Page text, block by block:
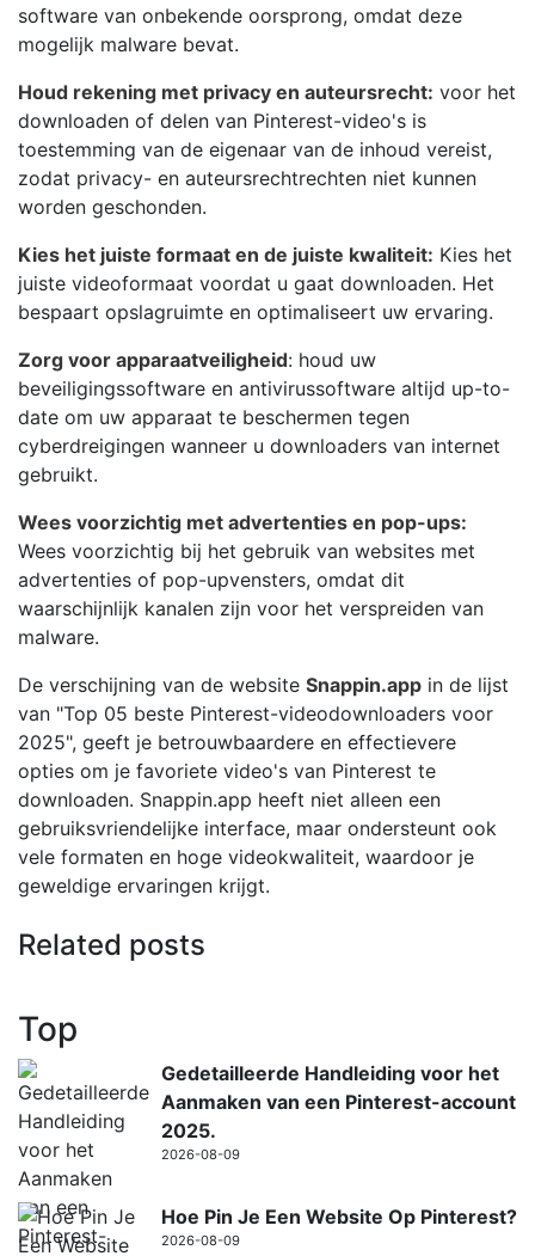
software van onbekende oorsprong, omdat deze
mogelijk malware bevat.
Houd rekening met privacy en auteursrecht: voor het
downloaden of delen van Pinterest-video's is
toestemming van de eigenaar van de inhoud vereist,
zodat privacy- en auteursrechtrechten niet kunnen
worden geschonden.
Kies het juiste formaat en de juiste kwaliteit: Kies het
juiste videoformaat voordat u gaat downloaden. Het
bespaart opslagruimte en optimaliseert uw ervaring.
Zorg voor apparaatveiligheid: houd uw
beveiligingssoftware en antivirussoftware altijd up-to-
date om uw apparaat te beschermen tegen
cyberdreigingen wanneer u downloaders van internet
gebruikt.
Wees voorzichtig met advertenties en pop-ups:
Wees voorzichtig bij het gebruik van websites met
advertenties of pop-upvensters, omdat dit
waarschijnlijk kanalen zijn voor het verspreiden van
malware.
De verschijning van de website Snappin.app in de lijst
van "Top 05 beste Pinterest-videodownloaders voor
2025", geeft je betrouwbaardere en effectievere
opties om je favoriete video's van Pinterest te
downloaden. Snappin.app heeft niet alleen een
gebruiksvriendelijke interface, maar ondersteunt ook
vele formaten en hoge videokwaliteit, waardoor je
geweldige ervaringen krijgt.
Related posts
Top
Gedetailleerde Handleiding voor het
Aanmaken van een Pinterest-account
2025.
2026-08-09
Hoe Pin Je Een Website Op Pinterest?
2026-08-09